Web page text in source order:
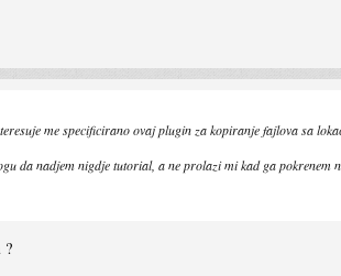
me specificirano ovaj plugin za kopiranje fajlova sa
da nadjem nigdje tutorial, a ne prolazi mi kad ga pokrenem
?